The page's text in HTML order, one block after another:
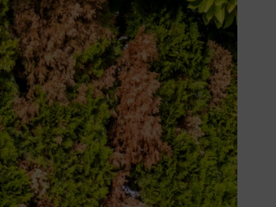
kunnen
moet je
Bij
Je kan ook
Deze